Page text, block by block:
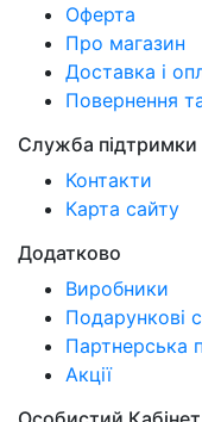
Оферта
Про магазин
Доставка і
Повернення
Служба підтримки
Контакти
Карта сайту
Додатково
Виробники
Подарункові
Партнерська
Акції